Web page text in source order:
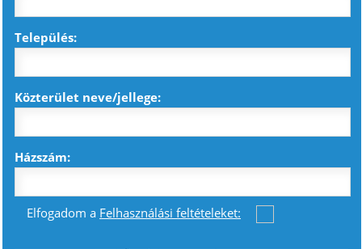
Település:
Közterület neve/jellege:
Házszám:
Elfogadom a Felhasználási feltételeket: